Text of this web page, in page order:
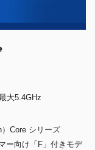
大5.4GHz
Core シリーズ
ー向け「F」付きモデ